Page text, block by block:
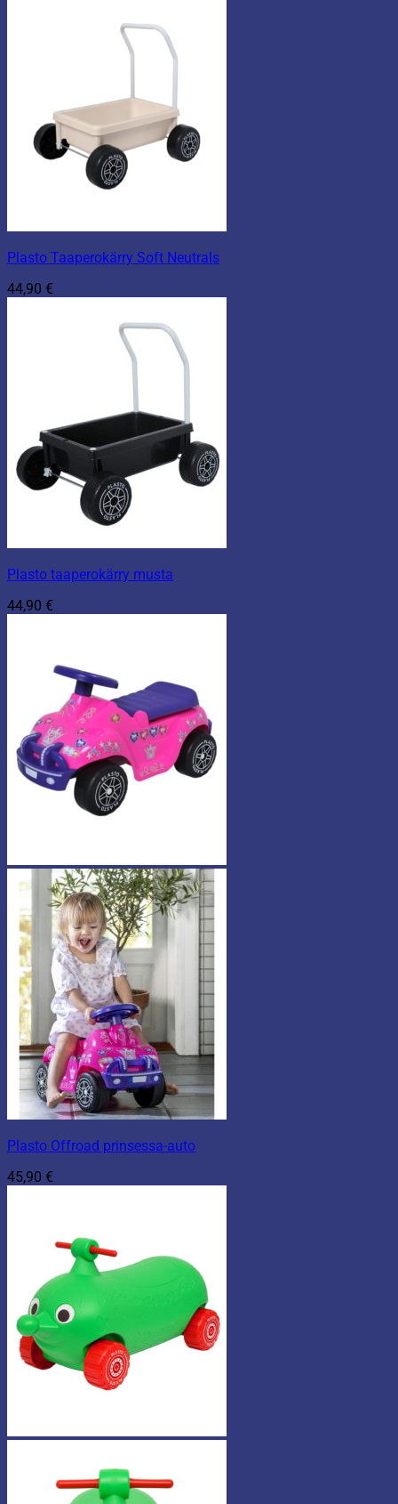
Plasto Taaperokärry Soft Neutrals
44,90 €
Plasto taaperokärry musta
44,90 €
Plasto Offroad prinsessa-auto
45,90 €